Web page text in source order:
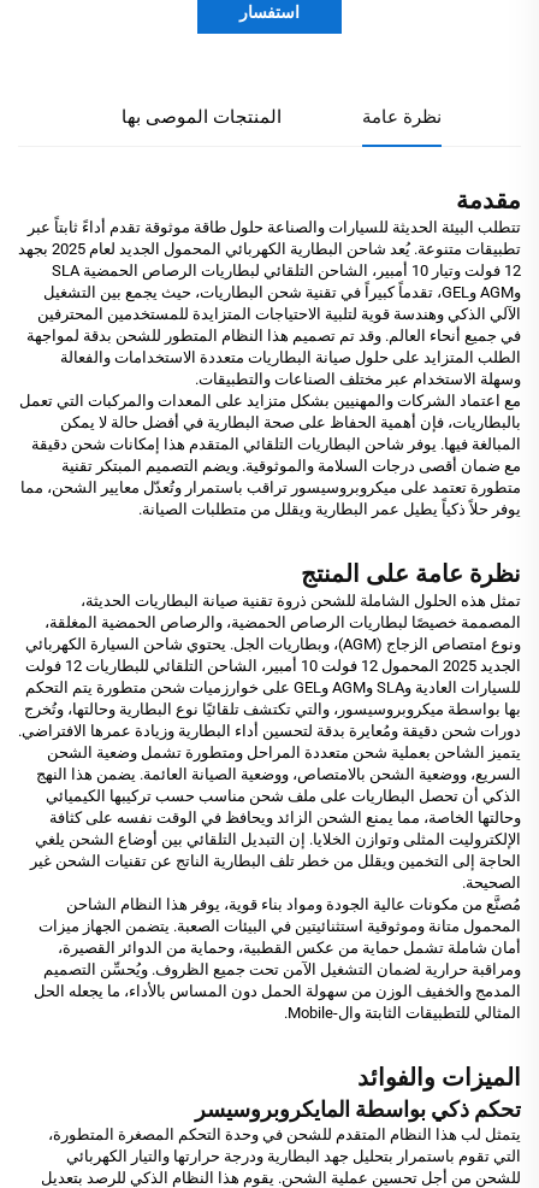
استفسار
نظرة عامة المنتجات الموصى بها
مقدمة
تتطلب البيئة الحديثة للسيارات والصناعة حلول طاقة موثوقة تقدم أداءً ثابتاً عبر
تطبيقات متنوعة. يُعد شاحن البطارية الكهربائي المحمول الجديد لعام 2025 بجهد
12 فولت وتيار 10 أمبير، الشاحن التلقائي لبطاريات الرصاص الحمضية SLA
وAGM وGEL، تقدماً كبيراً في تقنية شحن البطاريات، حيث يجمع بين التشغيل
الآلي الذكي وهندسة قوية لتلبية الاحتياجات المتزايدة للمستخدمين المحترفين
في جميع أنحاء العالم. وقد تم تصميم هذا النظام المتطور للشحن بدقة لمواجهة
الطلب المتزايد على حلول صيانة البطاريات متعددة الاستخدامات والفعالة
وسهلة الاستخدام عبر مختلف الصناعات والتطبيقات.
مع اعتماد الشركات والمهنيين بشكل متزايد على المعدات والمركبات التي تعمل
بالبطاريات، فإن أهمية الحفاظ على صحة البطارية في أفضل حالة لا يمكن
المبالغة فيها. يوفر شاحن البطاريات التلقائي المتقدم هذا إمكانات شحن دقيقة
مع ضمان أقصى درجات السلامة والموثوقية. ويضم التصميم المبتكر تقنية
متطورة تعتمد على ميكروبروسيسور تراقب باستمرار وتُعدّل معايير الشحن، مما
يوفر حلاً ذكياً يطيل عمر البطارية ويقلل من متطلبات الصيانة.
نظرة عامة على المنتج
تمثل هذه الحلول الشاملة للشحن ذروة تقنية صيانة البطاريات الحديثة،
المصممة خصيصًا لبطاريات الرصاص الحمضية، والرصاص الحمضية المغلقة،
ونوع امتصاص الزجاج (AGM)، وبطاريات الجل. يحتوي شاحن السيارة الكهربائي
الجديد 2025 المحمول 12 فولت 10 أمبير، الشاحن التلقائي للبطاريات 12 فولت
للسيارات العادية وSLA وAGM وGEL على خوارزميات شحن متطورة يتم التحكم
بها بواسطة ميكروبروسيسور، والتي تكتشف تلقائيًا نوع البطارية وحالتها، وتُخرج
دورات شحن دقيقة ومُعايرة بدقة لتحسين أداء البطارية وزيادة عمرها الافتراضي.
يتميز الشاحن بعملية شحن متعددة المراحل ومتطورة تشمل وضعية الشحن
السريع، ووضعية الشحن بالامتصاص، ووضعية الصيانة العائمة. يضمن هذا النهج
الذكي أن تحصل البطاريات على ملف شحن مناسب حسب تركيبها الكيميائي
وحالتها الخاصة، مما يمنع الشحن الزائد ويحافظ في الوقت نفسه على كثافة
الإلكتروليت المثلى وتوازن الخلايا. إن التبديل التلقائي بين أوضاع الشحن يلغي
الحاجة إلى التخمين ويقلل من خطر تلف البطارية الناتج عن تقنيات الشحن غير
الصحيحة.
مُصنَّع من مكونات عالية الجودة ومواد بناء قوية، يوفر هذا النظام الشاحن
المحمول متانة وموثوقية استثنائيتين في البيئات الصعبة. يتضمن الجهاز ميزات
أمان شاملة تشمل حماية من عكس القطبية، وحماية من الدوائر القصيرة،
ومراقبة حرارية لضمان التشغيل الآمن تحت جميع الظروف. ويُحسِّن التصميم
المدمج والخفيف الوزن من سهولة الحمل دون المساس بالأداء، ما يجعله الحل
المثالي للتطبيقات الثابتة وال-Mobile.
الميزات والفوائد
تحكم ذكي بواسطة المايكروبروسيسر
يتمثل لب هذا النظام المتقدم للشحن في وحدة التحكم المصغرة المتطورة،
التي تقوم باستمرار بتحليل جهد البطارية ودرجة حرارتها والتيار الكهربائي
للشحن من أجل تحسين عملية الشحن. يقوم هذا النظام الذكي للرصد بتعديل